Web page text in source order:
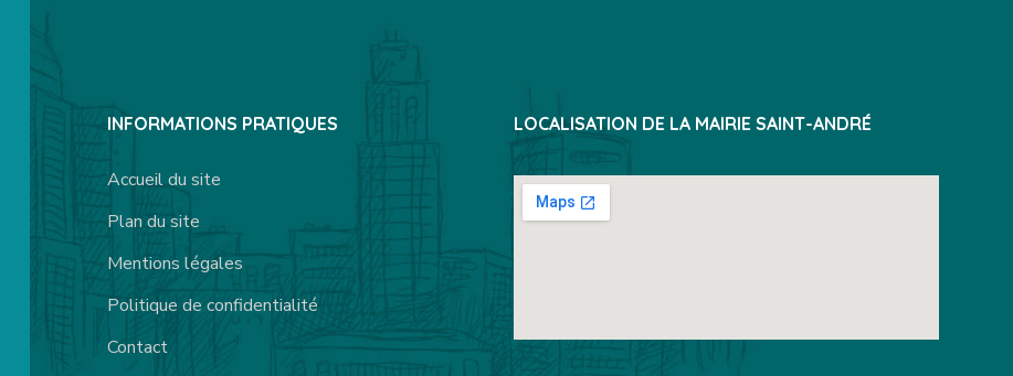
INFORMATIONS PRATIQUES
Accueil du site
Plan du site
Mentions légales
Politique de confidentialité
Contact
LOCALISATION DE LA MAIRIE SAINT-ANDRÉ